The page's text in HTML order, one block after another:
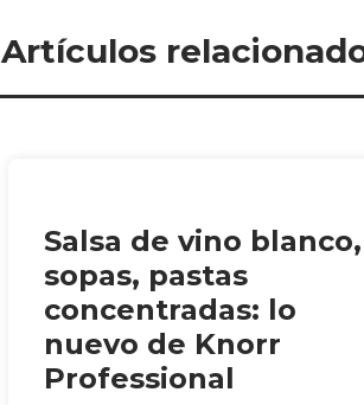
Artículos
Salsa de vino blanco,
sopas, pastas
concentradas: lo
nuevo de Knorr
Professional